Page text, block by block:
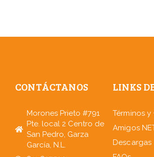
CONTÁCTANOS
Morones Prieto #791
Pte. local 2 Centro de
San Pedro, Garza
García, N.L.
LINKS
Términos
Amigos
Descargas